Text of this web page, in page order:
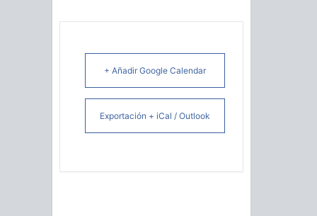
+ Añadir Google Calendar
Exportación + iCal / Outlook